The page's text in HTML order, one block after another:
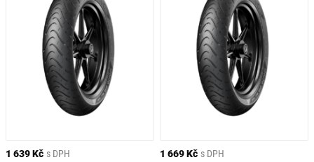
1 639 Kč s DPH
1 669 Kč s DPH